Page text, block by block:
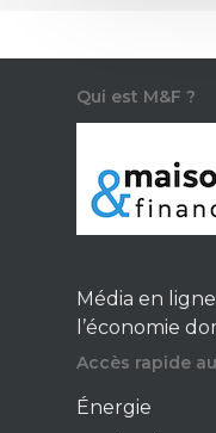
Qui est M&F ?
Média en
l’économie
Accès rapide
Énergie